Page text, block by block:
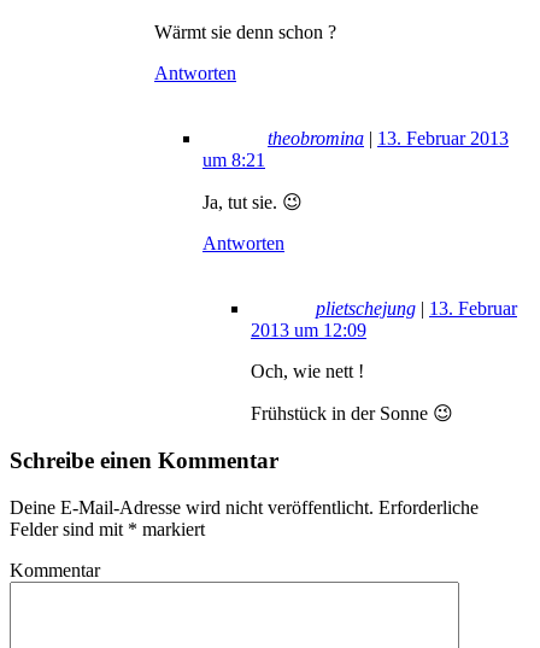
Wärmt sie denn schon ?
Antworten
theobromina | 13. Februar 2013
um 8:21
Ja, tut sie. 😉
Antworten
plietschejung | 13. Februar
2013 um 12:09
Och, wie nett !
Frühstück in der Sonne 😉
Schreibe einen Kommentar
Deine E-Mail-Adresse wird nicht veröffentlicht. Erforderliche
Felder sind mit * markiert
Kommentar